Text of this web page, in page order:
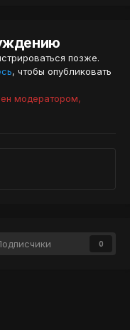
позже.
, чтобы опубликовать
модератором,
0